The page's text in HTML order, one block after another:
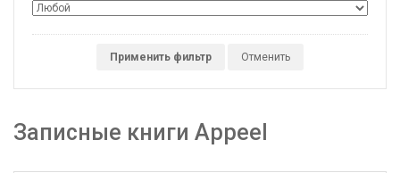
Применить фильтр Отменить
Записные книги Appeel